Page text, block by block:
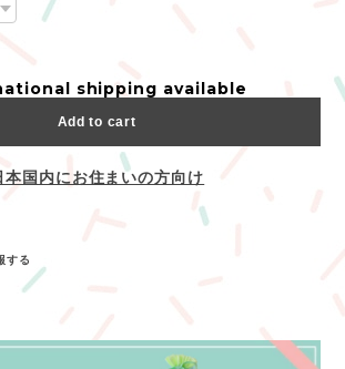
shipping available
Add to cart
本国内にお住まいの方向け
する